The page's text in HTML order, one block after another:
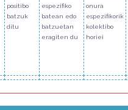
positibo
batzuk
ditu
espezifiko
batean edo
batzuetan
eragiten du
onura
espezifikorik
kolektibo
horiei